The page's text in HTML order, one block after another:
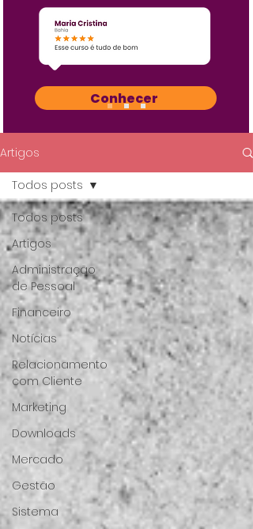
Conhecer
Artigos
Todos posts
Artigos
Administração
de Pessoal
Financeiro
Notícias
Relacionamento
com Cliente
Marketing
Downloads
Mercado
Gestão
Sistema
Todos posts